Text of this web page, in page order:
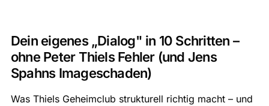
Dein eigenes „Dialog" in 10 Schritten –
ohne Peter Thiels Fehler (und Jens
Spahns Imageschaden)
Was Thiels Geheimclub strukturell richtig macht – und